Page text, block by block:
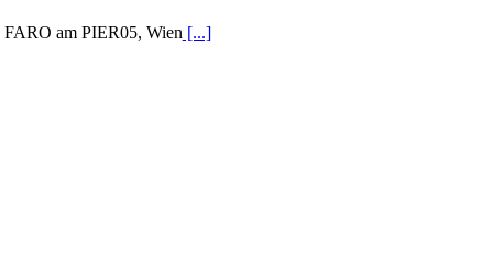
FARO am PIER05, Wien [...]